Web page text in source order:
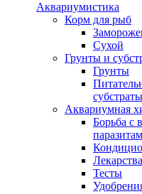
Аквариумистика
Корм для рыб
Сухой
Грунты и
Грунты
субстраты
Аквариумная
Борьба с
Тесты